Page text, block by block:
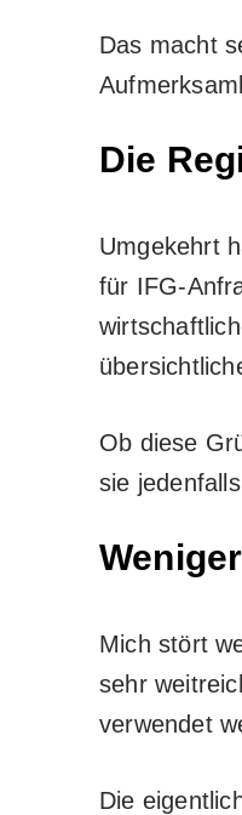
Das macht
Die
Umgekehrt
für IFG-
Ob diese
sie
Mich stört
sehr
verwendet
Die